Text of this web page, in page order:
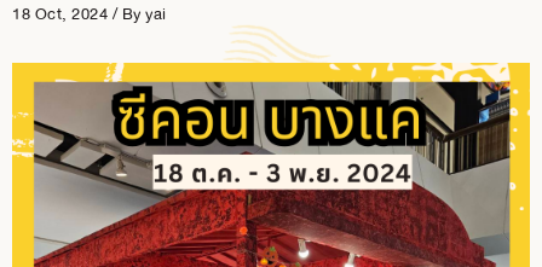
ABOUT
SNACK
BOX
SNACK
BOX
BRANCH
18 Oct, 2024 / Byyai